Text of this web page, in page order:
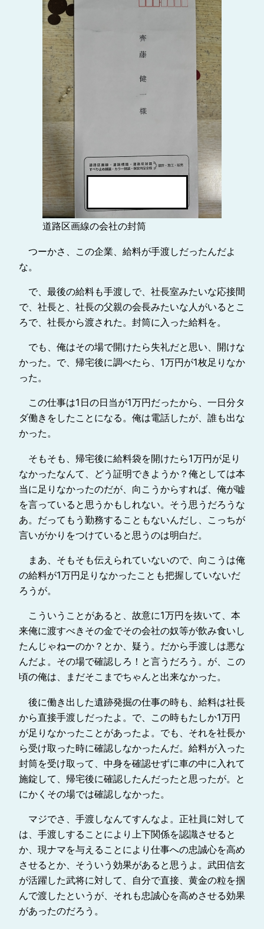
道路区画線の会社の封筒
つーかさ、この企業、給料が手渡しだったんだよ
な。
で、最後の給料も手渡しで、社長室みたいな応接間
で、社長と、社長の父親の会長みたいな人がいるとこ
ろで、社長から渡された。封筒に入った給料を。
でも、俺はその場で開けたら失礼だと思い、開けな
かった。で、帰宅後に調べたら、1万円が1枚足りなか
った。
この仕事は1日の日当が1万円だったから、一日分タ
ダ働きをしたことになる。俺は電話したが、誰も出な
かった。
そもそも、帰宅後に給料袋を開けたら1万円が足り
なかったなんて、どう証明できようか？俺としては本
当に足りなかったのだが、向こうからすれば、俺が嘘
を言っていると思うかもしれない。そう思うだろうな
あ。だってもう勤務することもないんだし、こっちが
言いがかりをつけていると思うのは明白だ。
まあ、そもそも伝えられていないので、向こうは俺
の給料が1万円足りなかったことも把握していないだ
ろうが。
こういうことがあると、故意に1万円を抜いて、本
来俺に渡すべきその金でその会社の奴等が飲み食いし
たんじゃねーのか？とか、疑う。だから手渡しは悪な
んだよ。その場で確認しろ！と言うだろう。が、この
頃の俺は、まだそこまでちゃんと出来なかった。
後に働き出した遺跡発掘の仕事の時も、給料は社長
から直接手渡しだったよ。で、この時もたしか1万円
が足りなかったことがあったよ。でも、それを社長か
ら受け取った時に確認しなかったんだ。給料が入った
封筒を受け取って、中身を確認せずに車の中に入れて
施錠して、帰宅後に確認したんだったと思ったが。と
にかくその場では確認しなかった。
マジでさ、手渡しなんてすんなよ。正社員に対して
は、手渡しすることにより上下関係を認識させると
か、現ナマを与えることにより仕事への忠誠心を高め
させるとか、そういう効果があると思うよ。武田信玄
が活躍した武将に対して、自分で直接、黄金の粒を掴
んで渡したというが、それも忠誠心を高めさせる効果
があったのだろう。